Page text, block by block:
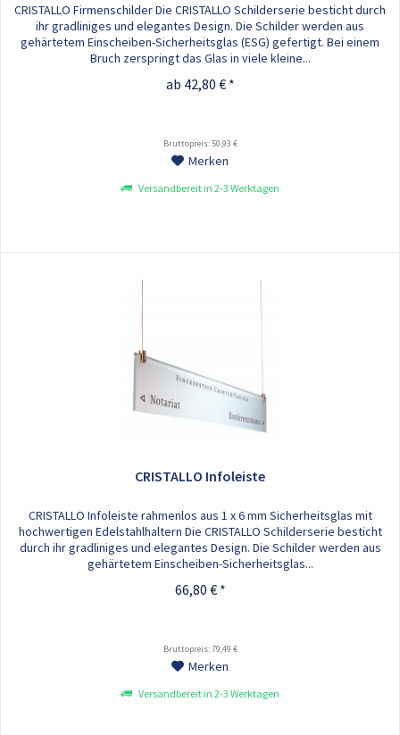
CRISTALLO Firmenschilder Die CRISTALLO Schilderserie besticht durch
ihr gradliniges und elegantes Design. Die Schilder werden aus
gehärtetem Einscheiben-Sicherheitsglas (ESG) gefertigt. Bei einem
Bruch zerspringt das Glas in viele kleine...
ab 42,80 € *
Bruttopreis: 50,93 €
Merken
Versandbereit in 2-3 Werktagen
CRISTALLO Infoleiste
CRISTALLO Infoleiste rahmenlos aus 1 x 6 mm Sicherheitsglas mit
hochwertigen Edelstahlhaltern Die CRISTALLO Schilderserie besticht
durch ihr gradliniges und elegantes Design. Die Schilder werden aus
gehärtetem Einscheiben-Sicherheitsglas...
66,80 € *
Bruttopreis: 79,49 €
Merken
Versandbereit in 2-3 Werktagen